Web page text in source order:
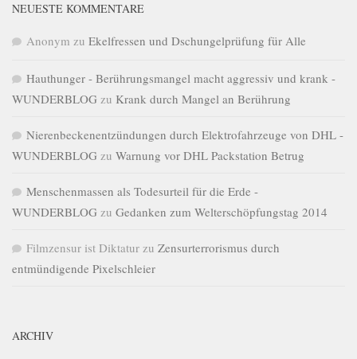
NEUESTE KOMMENTARE
Anonym zu Ekelfressen und Dschungelprüfung für Alle
Hauthunger - Berührungsmangel macht aggressiv und krank -
WUNDERBLOG zu Krank durch Mangel an Berührung
Nierenbeckenentzündungen durch Elektrofahrzeuge von DHL -
WUNDERBLOG zu Warnung vor DHL Packstation Betrug
Menschenmassen als Todesurteil für die Erde -
WUNDERBLOG zu Gedanken zum Welterschöpfungstag 2014
Filmzensur ist Diktatur zu Zensurterrorismus durch
entmündigende Pixelschleier
ARCHIV